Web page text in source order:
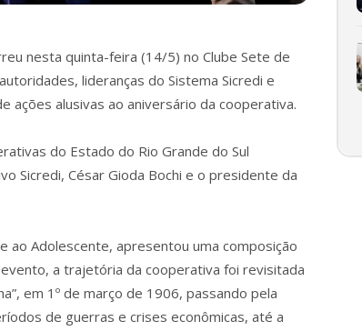
nesta quinta-feira (14/5) no Clube Sete de
lideranças do Sistema Sicredi e
ações alusivas ao aniversário da cooperativa.
do Estado do Rio Grande do Sul
Sicredi, César Gioda Bochi e o presidente da
ao Adolescente, apresentou uma composição
a trajetória da cooperativa foi revisitada
em 1º de março de 1906, passando pela
de guerras e crises econômicas, até a